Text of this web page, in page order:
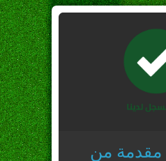
مقدمة من